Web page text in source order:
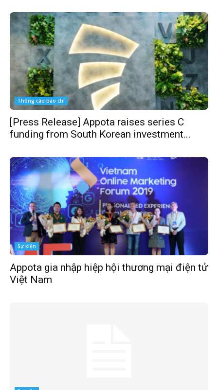
Thông cáo báo chí
[Press Release] Appota raises series C
funding from South Korean investment...
Sự kiện
Appota gia nhập hiệp hội thương mại điện tử
Việt Nam